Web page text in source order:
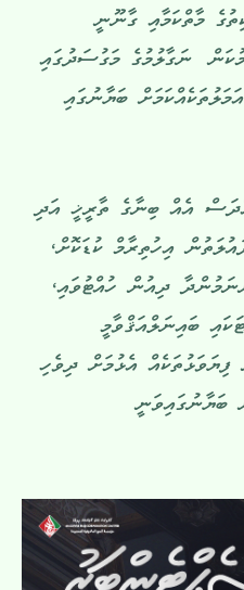
މާތްކަމާއި ގާނޫނީ
ނަގާލުމުގެ މަގުސަދުގައި
ބަޔާނުގައި
އެއް ބިނާގެ ތާރީޚީ އަދި
އިހުތިރާމް ކުޑަކޮށް،
ދިއުން ހުއްޓުވައި،
ބައިނަލްއަޤްވާމީ
އެޅުމަށް ދިވެހި
ބަޔާނުގައިވަނީ